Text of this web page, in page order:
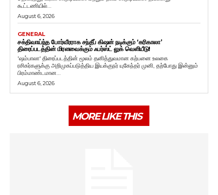
கூட்டணியில்...
August 6, 2026
GENERAL
சக்திவாய்ந்த போர்வீரராக சந்தீப் கிஷன் நடிக்கும் ‘கரிகாலா’
திரைப்படத்தின் மிரளவைக்கும் ஃபர்ஸ்ட் லுக் வெளியீடு!
'ஷம்பாலா' திரைப்படத்தின் மூலம் தனித்துவமான கற்பனை உலகை
ரசிகர்களுக்கு அறிமுகப்படுத்திய இயக்குநர் யுகேந்தர் முனி, தற்போது இன்னும்
பிரம்மாண்டமான...
August 6, 2026
MORE LIKE THIS